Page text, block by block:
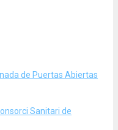
de Puertas Abiertas
Sanitari de